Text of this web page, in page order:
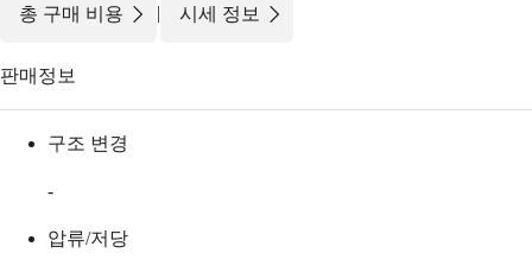
총 구매 비용 | 시세 정보
판매정보
구조 변경
-
압류/저당